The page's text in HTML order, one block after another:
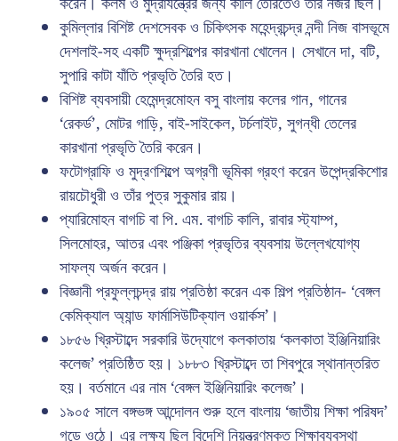
কুমিল্লার বিশিষ্ট দেশসেবক ও চিকিৎসক মহেন্দ্রচন্দ্র নন্দী নিজ বাসভূমে
দেশলাই-সহ একটি ক্ষুদ্রশিল্পের কারখানা খোলেন। সেখানে দা, বটি,
সুপারি কাটা যাঁতি প্রভৃতি তৈরি হত।
বিশিষ্ট ব্যবসায়ী হেমেন্দ্রমোহন বসু বাংলায় কলের গান, গানের
‘রেকর্ড’, মোটর গাড়ি, বাই-সাইকেল, টর্চলাইট, সুগন্ধী তেলের
কারখানা প্রভৃতি তৈরি করেন।
ফটোগ্রাফি ও মুদ্রণশিল্পে অগ্রণী ভূমিকা গ্রহণ করেন উপেন্দ্রকিশোর
রায়চৌধুরী ও তাঁর পুত্র সুকুমার রায়।
প্যারিমোহন বাগচি বা পি. এম. বাগচি কালি, রাবার স্ট্যাম্প,
সিলমোহর, আতর এবং পঞ্জিকা প্রভৃতির ব্যবসায় উল্লেখযোগ্য
সাফল্য অর্জন করেন।
বিজ্ঞানী প্রফুল্লচন্দ্র রায় প্রতিষ্ঠা করেন এক শিল্প প্রতিষ্ঠান- ‘বেঙ্গল
কেমিক্যাল অ্যান্ড ফার্মাসিউটিক্যাল ওয়ার্কস’।
১৮৫৬ খ্রিস্টাব্দে সরকারি উদ্যোগে কলকাতায় ‘কলকাতা ইঞ্জিনিয়ারিং
কলেজ’ প্রতিষ্ঠিত হয়। ১৮৮৩ খ্রিস্টাব্দে তা শিবপুরে স্থানান্তরিত
হয়। বর্তমানে এর নাম ‘বেঙ্গল ইঞ্জিনিয়ারিং কলেজ’।
১৯০৫ সালে বঙ্গভঙ্গ আন্দোলন শুরু হলে বাংলায় ‘জাতীয় শিক্ষা পরিষদ’